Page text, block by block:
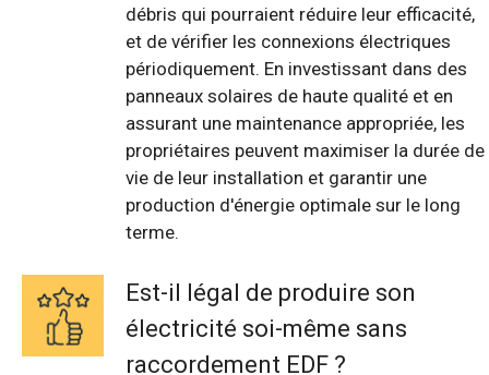
débris qui pourraient réduire leur efficacité,
et de vérifier les connexions électriques
périodiquement. En investissant dans des
panneaux solaires de haute qualité et en
assurant une maintenance appropriée, les
propriétaires peuvent maximiser la durée de
vie de leur installation et garantir une
production d'énergie optimale sur le long
terme.
Est-il légal de produire son
électricité soi-même sans
raccordement EDF ?